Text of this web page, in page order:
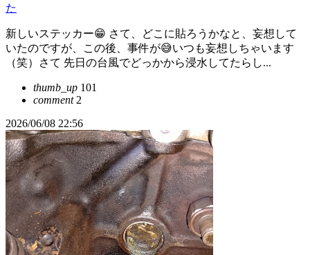
た
新しいステッカー😁 さて、どこに貼ろうかなと、妄想して
いたのですが、この後、事件が😅いつも妄想しちゃいます
（笑）さて 先日の台風でどっかから浸水してたらし...
thumb_up 101
comment2
2026/06/08 22:56